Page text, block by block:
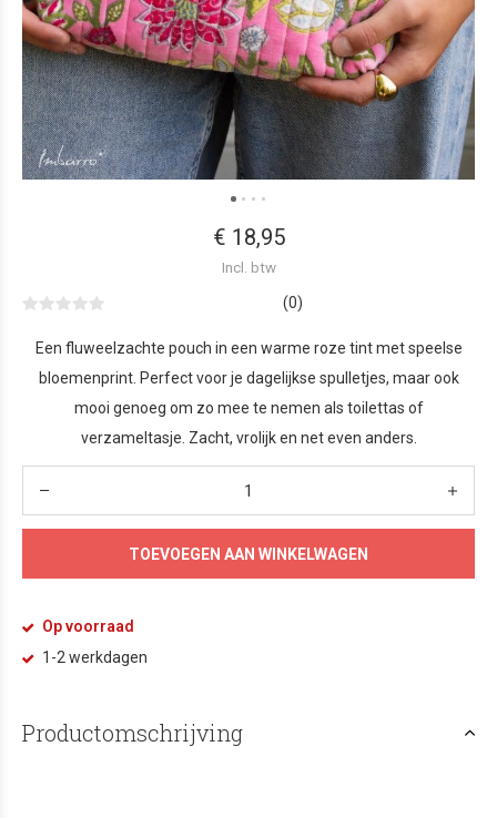
€ 18,95
Incl. btw
(0)
Een fluweelzachte pouch in een warme roze tint met speelse
bloemenprint. Perfect voor je dagelijkse spulletjes, maar ook
mooi genoeg om zo mee te nemen als toilettas of
verzameltasje. Zacht, vrolijk en net even anders.
TOEVOEGEN AAN WINKELWAGEN
Op voorraad
1-2 werkdagen
Productomschrijving